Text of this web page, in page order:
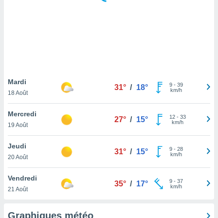
notre
que
et que
Mardi
18 Août
31° / 18° 9- 39
km/h
Mercredi
19 Août
27° / 15° 12- 33
km/h
Jeudi
20 Août
31° / 15° 9- 28
km/h
Vendredi
21 Août
35° / 17° 9- 37
km/h
Graphiques météo